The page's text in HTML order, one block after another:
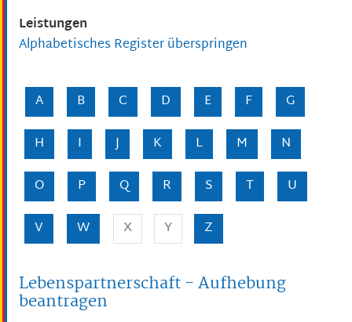
Leistungen
Alphabetisches Register überspringen
A B C D E F
G
H
I J K L M
N
O
P Q R S T
U
V
W X Y Z
Lebenspartnerschaft - Aufhebung
beantragen